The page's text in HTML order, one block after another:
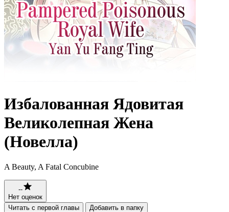
Избалованная Ядовитая
Великолепная Жена
(Новелла)
A Beauty, A Fatal Concubine
--
Нет оценок
Читать с первой главы
Добавить в папку